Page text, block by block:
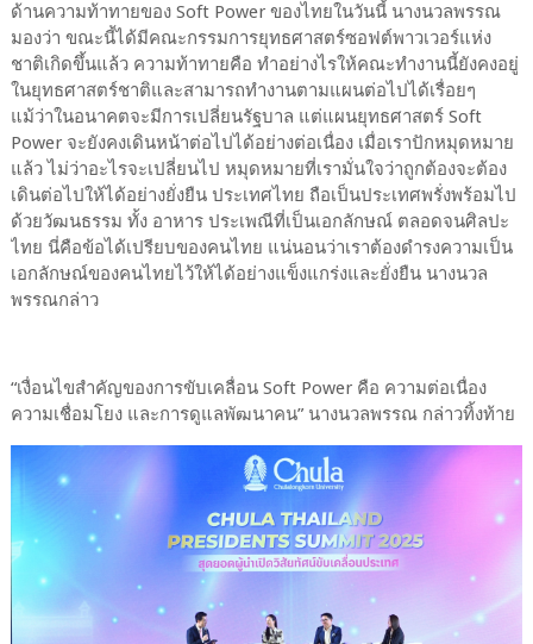
ด้านความท้าทายของ Soft Power ของไทยในวันนี้ นางนวลพรรณ
มองว่า ขณะนี้ได้มีคณะกรรมการยุทธศาสตร์ซอฟต์พาวเวอร์แห่ง
ชาติเกิดขึ้นแล้ว ความท้าทายคือ ทำอย่างไรให้คณะทำงานนี้ยังคงอยู่
ในยุทธศาสตร์ชาติและสามารถทำงานตามแผนต่อไปได้เรื่อยๆ
แม้ว่าในอนาคตจะมีการเปลี่ยนรัฐบาล แต่แผนยุทธศาสตร์ Soft
Power จะยังคงเดินหน้าต่อไปได้อย่างต่อเนื่อง เมื่อเราปักหมุดหมาย
แล้ว ไม่ว่าอะไรจะเปลี่ยนไป หมุดหมายที่เรามั่นใจว่าถูกต้องจะต้อง
เดินต่อไปให้ได้อย่างยั่งยืน ประเทศไทย ถือเป็นประเทศพรั่งพร้อมไป
ด้วยวัฒนธรรม ทั้ง อาหาร ประเพณีที่เป็นเอกลักษณ์ ตลอดจนศิลปะ
ไทย นี่คือข้อได้เปรียบของคนไทย แน่นอนว่าเราต้องดำรงความเป็น
เอกลักษณ์ของคนไทยไว้ให้ได้อย่างแข็งแกร่งและยั่งยืน นางนวล
พรรณกล่าว
“เงื่อนไขสำคัญของการขับเคลื่อน Soft Power คือ ความต่อเนื่อง
ความเชื่อมโยง และการดูแลพัฒนาคน” นางนวลพรรณ กล่าวทิ้งท้าย